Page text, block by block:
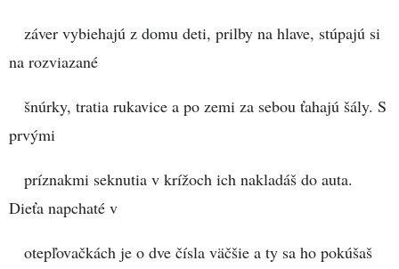
záver vybiehajú z domu deti, prilby na hlave, stúpajú si
na rozviazané
šnúrky, tratia rukavice a po zemi za sebou ťahajú šály. S
prvými
príznakmi seknutia v krížoch ich nakladáš do auta.
Dieťa napchaté v
otepľovačkách je o dve čísla väčšie a ty sa ho pokúšaš